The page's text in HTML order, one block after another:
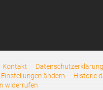
Kontakt
Datenschutzerklärung
ändern
Historie
widerrufen